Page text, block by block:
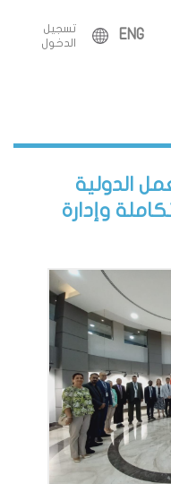
ENG
تسجيل
الدخول
الدولية
وإدارة